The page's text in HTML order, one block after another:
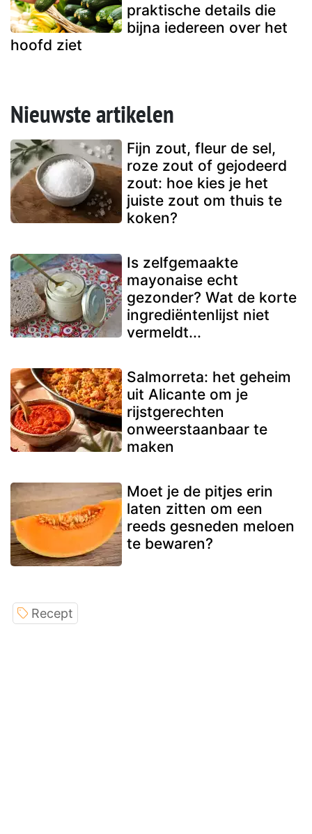
praktische details die
bijna iedereen over het
hoofd ziet
Nieuwste artikelen
Fijn zout, fleur de sel,
roze zout of gejodeerd
zout: hoe kies je het
juiste zout om thuis te
koken?
Is zelfgemaakte
mayonaise echt
gezonder? Wat de korte
ingrediëntenlijst niet
vermeldt...
Salmorreta: het geheim
uit Alicante om je
rijstgerechten
onweerstaanbaar te
maken
Moet je de pitjes erin
laten zitten om een
reeds gesneden meloen
te bewaren?
Recept